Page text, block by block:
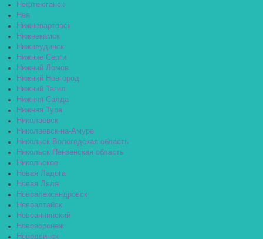
Нефтеюганск
Нея
Нижневартовск
Нижнекамск
Нижнеудинск
Нижние Серги
Нижний Ломов
Нижний Новгород
Нижний Тагил
Нижняя Салда
Нижняя Тура
Николаевск
Николаевск-на-Амуре
Никольск Вологодская область
Никольск Пензенская область
Никольское
Новая Ладога
Новая Ляля
Новоалександровск
Новоалтайск
Новоаннинский
Нововоронеж
Новодвинск